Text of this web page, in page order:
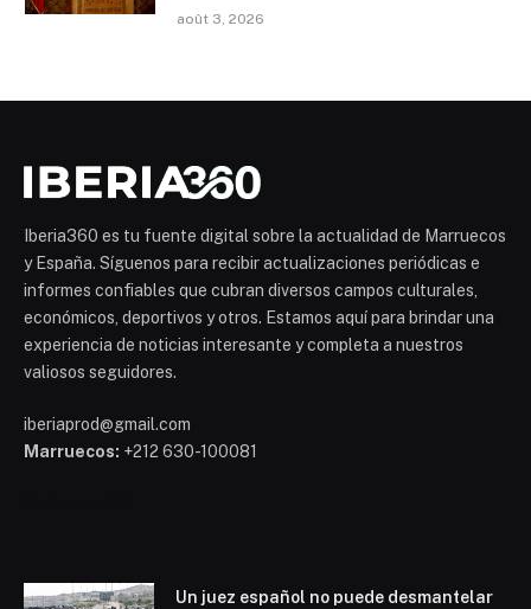
août 3, 2026
Iberia360 es tu fuente digital sobre la actualidad de Marruecos
y España. Síguenos para recibir actualizaciones periódicas e
informes confiables que cubran diversos campos culturales,
económicos, deportivos y otros. Estamos aquí para brindar una
experiencia de noticias interesante y completa a nuestros
valiosos seguidores.
iberiaprod@gmail.com
Marruecos: +212 630-100081
Un juez español no puede desmantelar